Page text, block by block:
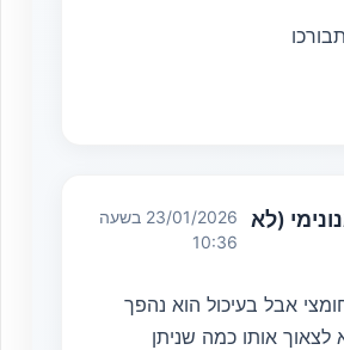
(לא
23/01/2026 בשעה
10:36
אבל בעיכול הוא נהפך
לצאוך אותו כמה שניתן